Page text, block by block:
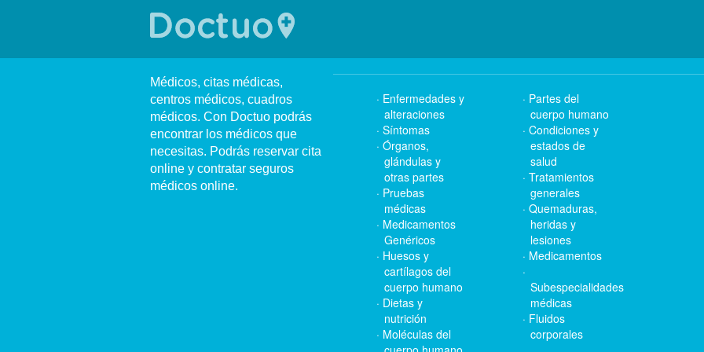
Médicos, citas médicas,
centros médicos, cuadros
médicos. Con Doctuo podrás
encontrar los médicos que
necesitas. Podrás reservar cita
online y contratar seguros
médicos online.
Enfermedades y
alteraciones
Síntomas
Órganos,
glándulas y
otras partes
Pruebas
médicas
Medicamentos
Genéricos
Huesos y
cartílagos del
cuerpo humano
Dietas y
nutrición
Moléculas del
Partes del
cuerpo humano
Condiciones y
estados de
salud
Tratamientos
generales
Quemaduras,
heridas y
lesiones
Medicamentos
Subespecialidades
médicas
Fluidos
corporales